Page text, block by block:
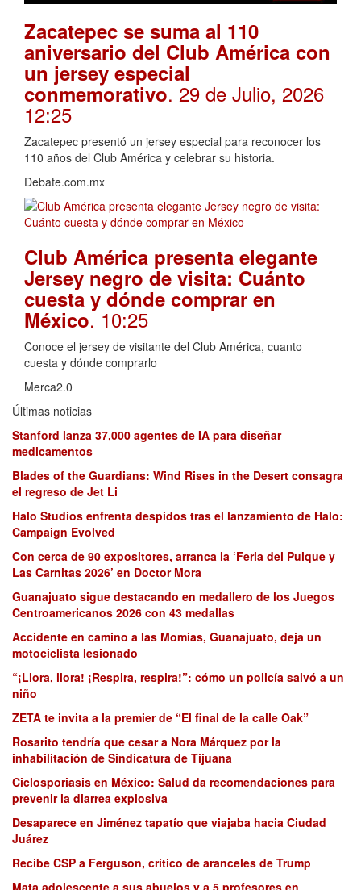
Zacatepec se suma al 110
aniversario del Club América con
un jersey especial
conmemorativo. 29 de Julio, 2026
12:25
Zacatepec presentó un jersey especial para reconocer los
110 años del Club América y celebrar su historia.
Debate.com.mx
Club América presenta elegante
Jersey negro de visita: Cuánto
cuesta y dónde comprar en
México. 10:25
Conoce el jersey de visitante del Club América, cuanto
cuesta y dónde comprarlo
Merca2.0
Últimas noticias
Stanford lanza 37,000 agentes de IA para diseñar
medicamentos
Blades of the Guardians: Wind Rises in the Desert consagra
el regreso de Jet Li
Halo Studios enfrenta despidos tras el lanzamiento de Halo:
Campaign Evolved
Con cerca de 90 expositores, arranca la ‘Feria del Pulque y
Las Carnitas 2026’ en Doctor Mora
Guanajuato sigue destacando en medallero de los Juegos
Centroamericanos 2026 con 43 medallas
Accidente en camino a las Momias, Guanajuato, deja un
motociclista lesionado
“¡Llora, llora! ¡Respira, respira!”: cómo un policía salvó a un
niño
ZETA te invita a la premier de “El final de la calle Oak”
Rosarito tendría que cesar a Nora Márquez por la
inhabilitación de Sindicatura de Tijuana
Ciclosporiasis en México: Salud da recomendaciones para
prevenir la diarrea explosiva
Desaparece en Jiménez tapatío que viajaba hacia Ciudad
Juárez
Recibe CSP a Ferguson, crítico de aranceles de Trump